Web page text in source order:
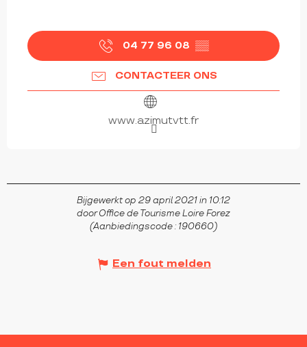
04 77 96 08 ▒▒
CONTACTEER ONS
www.azimutvtt.fr
Bijgewerkt op 29 april 2021 in 10:12
door Office de Tourisme Loire Forez
(Aanbiedingscode : 190660)
Een fout melden